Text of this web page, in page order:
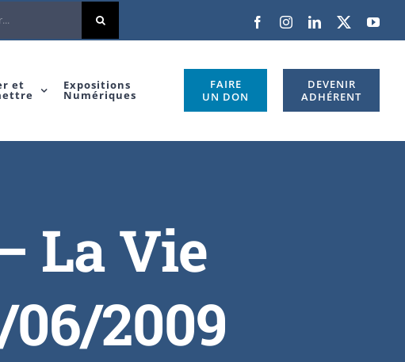
et Expositions
Numériques
FAIRE
UN DON
DEVENIR
ADHÉRENT
La Vie
2009